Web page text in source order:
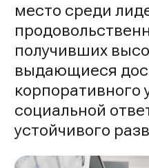
место среди
получивших
выдающиеся
корпоративного
социальной
устойчивого